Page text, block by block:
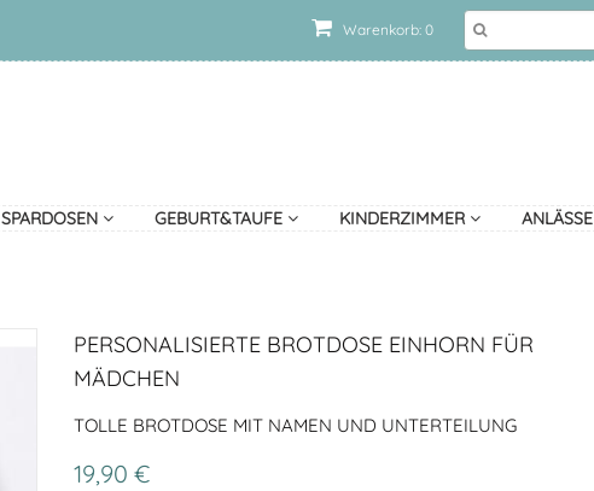
Warenkorb: 0
SPARDOSEN GEBURT&TAUFE KINDERZIMMER ANLÄSSE
PERSONALISIERTE BROTDOSE EINHORN FÜR
MÄDCHEN
TOLLE BROTDOSE MIT NAMEN UND UNTERTEILUNG
19,90 €